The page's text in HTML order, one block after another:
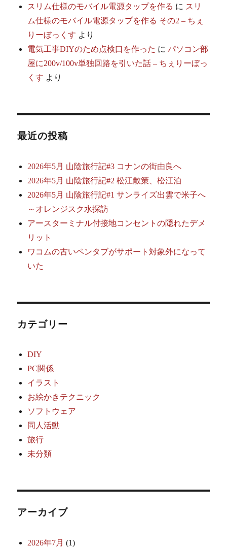
スリム仕様のモバイル電源タップを作る に スリ
ム仕様のモバイル電源タップを作る その2 – ちぇ
りーぼっくす より
電気工事DIYのため点検口を作った にパソコン部
屋に200v/100v単独回路を引いた話 – ちぇりーぼっ
くす より
最近の投稿
2026年5月 山陰旅行記#3 コナンの街由良へ
2026年5月 山陰旅行記#2 松江散策、松江泊
2026年5月 山陰旅行記#1 サンライズ出雲で米子へ
～オレンジスク水探訪
アースターミナル付接地コンセントの隠れたデメ
リット
ワコムの古いペンタブがサポート対象外になって
いた
カテゴリー
DIY
PC関係
イラスト
お絵かきテクニック
ソフトウェア
同人活動
旅行
未分類
アーカイブ
2026年7月 (1)